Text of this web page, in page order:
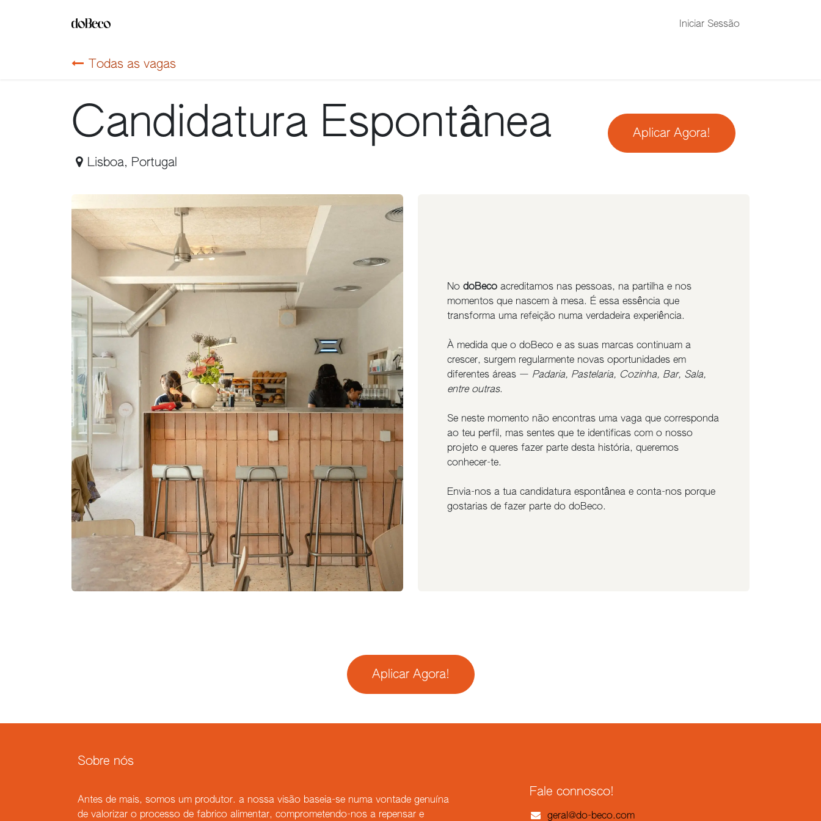
Iniciar Sessão
Todas as vagas
Candidatura Espontânea
Lisboa, Portugal
Aplicar Agora!
No doBeco acreditamos nas pessoas, na partilha e nos
momentos que nascem à mesa. É essa essência que
transforma uma refeição numa verdadeira experiência.
À medida que o doBeco e as suas marcas continuam a
crescer, surgem regularmente novas oportunidades em
diferentes áreas — Padaria, Pastelaria, Cozinha, Bar, Sala,
entre outras.
Se neste momento não encontras uma vaga que corresponda
ao teu perfil, mas sentes que te identificas com o nosso
projeto e queres fazer parte desta história, queremos
conhecer-te.
Envia-nos a tua candidatura espontânea e conta-nos porque
gostarias de fazer parte do doBeco.
Aplicar Agora!
Sobre nós
Antes de mais, somos um produtor. a nossa visão baseia-se numa vontade genuína
de valorizar o processo de fabrico alimentar, comprometendo-nos a repensar e
Fale connosco!
geral@do-beco.com